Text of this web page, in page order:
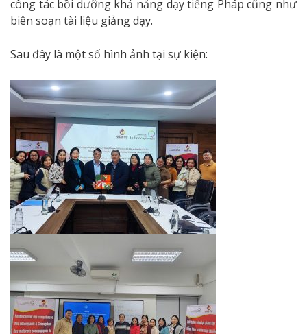
công tác bồi dưỡng khả năng dạy tiếng Pháp cũng như
biên soạn tài liệu giảng dạy.
Sau đây là một số hình ảnh tại sự kiện: